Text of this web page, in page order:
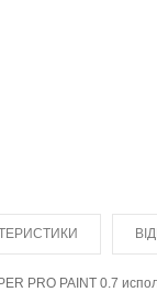
PRO PAINT 0.7